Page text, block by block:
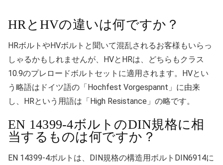
HRとHVの違いは何ですか？
HRボルトやHVボルトと聞いて混乱されるお客様もいらっ
しゃるかもしれませんが、HVとHRは、どちらもクラス
10.9のプレロードボルトセットに適用されます。HVとい
う略語はドイツ語の「Hochfest Vorgespannt」に由来
し、HRという用語は「High Resistance」の略です。
EN 14399-4ボルトのDIN規格に相
当するものは何ですか？
EN 14399-4ボルトは、DIN規格の構造用ボルトDIN6914に